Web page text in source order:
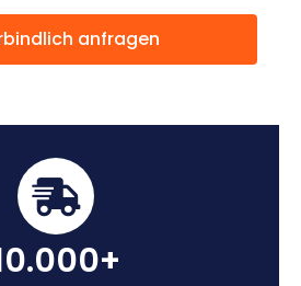
anfragen